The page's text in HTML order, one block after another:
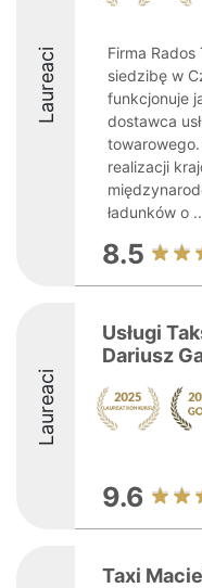
Laureaci
Firma
siedzibę w
funkcjonuje
dostawca
towarowego.
realizacji
ładunków o
8.5
Laureaci
Usługi
Dariusz
9.6
Taxi